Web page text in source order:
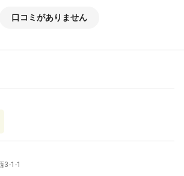
口コミがありません
3-1-1